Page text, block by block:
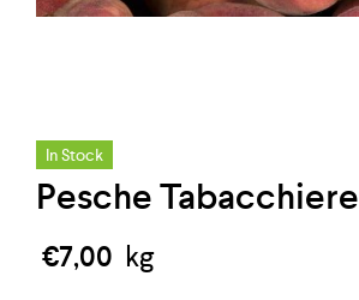
In Stock
Pesche Tabacchiere
€7,00 kg